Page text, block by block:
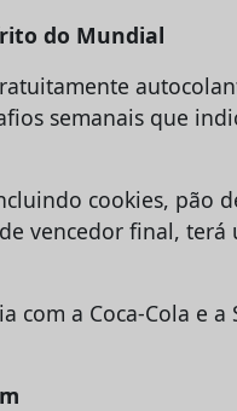
do Mundial
semanais que
cookies, pão
vencedor final, terá
com a Coca-Cola e a